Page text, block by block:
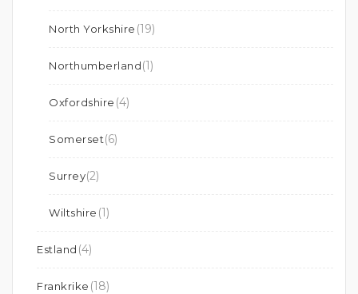
North Yorkshire (19)
Northumberland(1)
Oxfordshire (4)
Somerset(6)
Surrey(2)
Wiltshire (1)
Estland (4)
Frankrike (18)